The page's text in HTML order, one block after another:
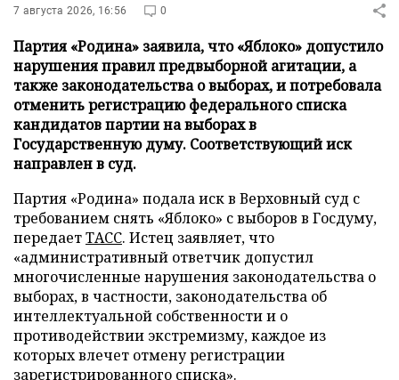
7 августа 2026, 16:56 0
Партия «Родина» заявила, что «Яблоко» допустило
нарушения правил предвыборной агитации, а
также законодательства о выборах, и потребовала
отменить регистрацию федерального списка
кандидатов партии на выборах в
Государственную думу. Соответствующий иск
направлен в суд.
Партия «Родина» подала иск в Верховный суд с
требованием снять «Яблоко» с выборов в Госдуму,
передаетТАСС. Истец заявляет, что
«административный ответчик допустил
многочисленные нарушения законодательства о
выборах, в частности, законодательства об
интеллектуальной собственности и о
противодействии экстремизму, каждое из
которых влечет отмену регистрации
зарегистрированного списка».